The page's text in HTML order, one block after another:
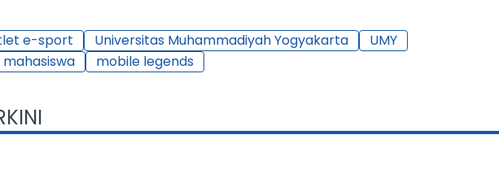
e-sport Universitas Muhammadiyah Yogyakarta
UMY
mobile legends